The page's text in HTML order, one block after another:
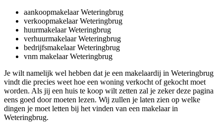
aankoopmakelaar Weteringbrug
verkoopmakelaar Weteringbrug
huurmakelaar Weteringbrug
verhuurmakelaar Weteringbrug
bedrijfsmakelaar Weteringbrug
vnm makelaar Weteringbrug
Je wilt namelijk wel hebben dat je een makelaardij in Weteringbrug
vindt die precies weet hoe een woning verkocht of gekocht moet
worden. Als jij een huis te koop wilt zetten zal je zeker deze pagina
eens goed door moeten lezen. Wij zullen je laten zien op welke
dingen je moet letten bij het vinden van een makelaar in
Weteringbrug.